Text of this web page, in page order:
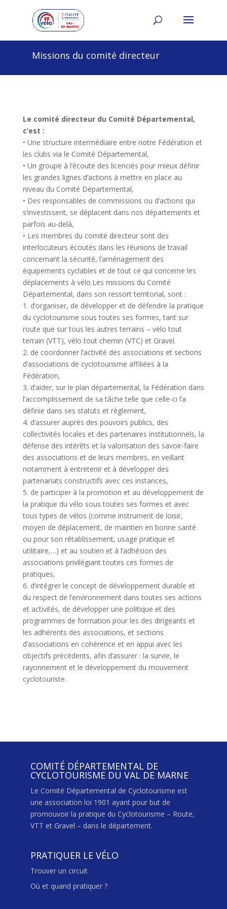
Missions du comité directeur
Le comité directeur du Comité Départemental,
c’est :
• Une structure intermédiaire entre notre Fédération et
les clubs via le Comité Départemental,
• Un groupe à l’écoute des licenciés pour mieux définir
les grandes lignes d’actions à mettre en place au
niveau du Comité Départemental,
• Des responsables de commissions ou d’actions qui
s’investissent, se déplacent dans nos départements et
parfois au-delà,
• Les membres du comité directeur sont des
interlocuteurs écoutés dans les réunions de travail
concernant la sécurité, l’aménagement des
équipements cyclables et de tout ce qui concerne les
déplacements à vélo.Les missions du Comité
Départemental, dans son ressort territorial, sont :
1. d’organiser, de développer et de défendre la pratique
du cyclotourisme sous toutes ses formes, tant sur
route que sur tous les autres terrains – vélo tout
terrain (VTT), vélo tout chemin (VTC) et Gravel.
2. de coordonner l’activité des associations et sections
d’associations de cyclotourisme affiliées à la
Fédération,
3. d’aider, sur le plan départemental, la Fédération dans
l’accomplissement de sa tâche telle que celle-ci l’a
définie dans ses statuts et règlement,
4. d’assurer auprès des pouvoirs publics, des
collectivités locales et des partenaires institutionnels, la
défense des intérêts et la valorisation des savoir-faire
des associations et de leurs membres, en veillant
notamment à entretenir et à développer des
partenariats constructifs avec ces instances,
5. de participer à la promotion et au développement de
la pratique du vélo sous toutes ses formes et avec
tous types de vélos (comme instrument de loisir,
moyen de déplacement, de maintien en bonne santé
ou pour son rétablissement, usage pratique et
utilitaire,…) et au soutien et à l’adhésion des
associations privilégiant toutes ces formes de
pratiques,
6. d’intégrer le concept de développement durable et
du respect de l’environnement dans toutes ses actions
et activités, de développer une politique et des
programmes de formation pour les des dirigeants et
les adhérents des associations, et sections
d’associations en cohérence et en appui avec les
objectifs précédents, afin d’assurer : la survie, le
rayonnement et le développement du mouvement
cyclotouriste.
COMITÉ DÉPARTEMENTAL DE
CYCLOTOURISME DU VAL DE MARNE
Le Comité Départemental de Cyclotourisme est
une association loi 1901 ayant pour but de
promouvoir la pratique du Cyclotourisme – Route,
VTT et Gravel – dans le département.
PRATIQUER LE VÉLO
Trouver un circuit
Où et quand pratiquer ?